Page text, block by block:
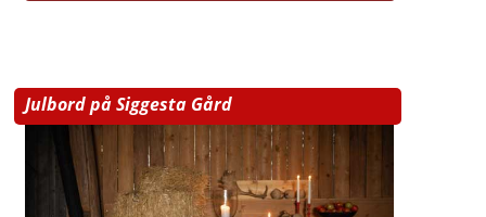
Julbord på Siggesta Gård